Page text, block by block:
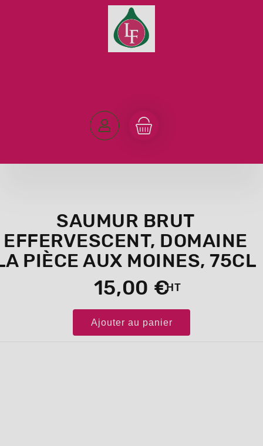
SAUMUR BRUT
EFFERVESCENT, DOMAINE
PIÈCE AUX MOINES, 75CL
15,00 €HT
Ajouter au panier